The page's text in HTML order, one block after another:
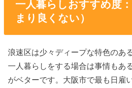
一人暮らしおすすめ
まり良くない）
浪速区は少々ディープな特色のあ
一人暮らしをする場合は事情もあ
がベターです。大阪市で最も日雇